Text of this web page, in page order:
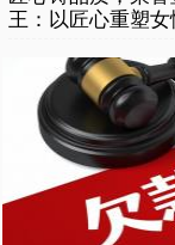
王：以匠心重塑